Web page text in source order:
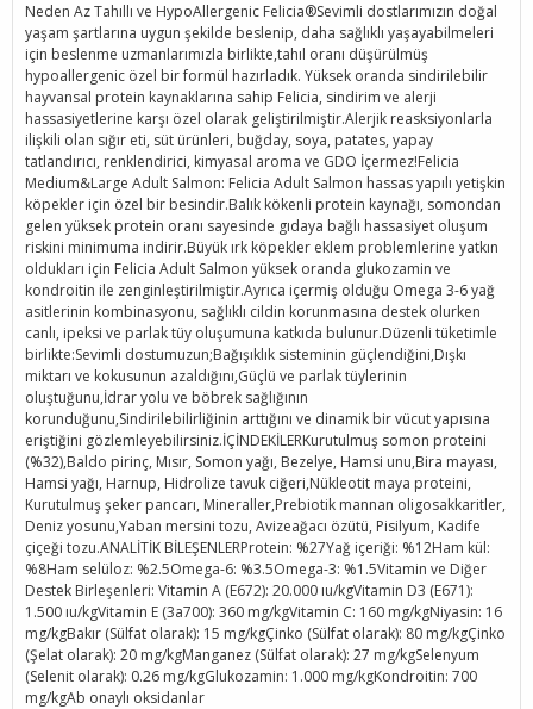
Neden Az Tahıllı ve HypoAllergenic Felicia®Sevimli dostlarımızın doğal
yaşam şartlarına uygun şekilde beslenip, daha sağlıklı yaşayabilmeleri
için beslenme uzmanlarımızla birlikte,tahıl oranı düşürülmüş
hypoallergenic özel bir formül hazırladık. Yüksek oranda sindirilebilir
hayvansal protein kaynaklarına sahip Felicia, sindirim ve alerji
hassasiyetlerine karşı özel olarak geliştirilmiştir.Alerjik reasksiyonlarla
ilişkili olan sığır eti, süt ürünleri, buğday, soya, patates, yapay
tatlandırıcı, renklendirici, kimyasal aroma ve GDO İçermez!Felicia
Medium&Large Adult Salmon: Felicia Adult Salmon hassas yapılı yetişkin
köpekler için özel bir besindir.Balık kökenli protein kaynağı, somondan
gelen yüksek protein oranı sayesinde gıdaya bağlı hassasiyet oluşum
riskini minimuma indirir.Büyük ırk köpekler eklem problemlerine yatkın
oldukları için Felicia Adult Salmon yüksek oranda glukozamin ve
kondroitin ile zenginleştirilmiştir.Ayrıca içermiş olduğu Omega 3-6 yağ
asitlerinin kombinasyonu, sağlıklı cildin korunmasına destek olurken
canlı, ipeksi ve parlak tüy oluşumuna katkıda bulunur.Düzenli tüketimle
birlikte:Sevimli dostumuzun;Bağışıklık sisteminin güçlendiğini,Dışkı
miktarı ve kokusunun azaldığını,Güçlü ve parlak tüylerinin
oluştuğunu,İdrar yolu ve böbrek sağlığının
korunduğunu,Sindirilebilirliğinin arttığını ve dinamik bir vücut yapısına
eriştiğini gözlemleyebilirsiniz.İÇİNDEKİLERKurutulmuş somon proteini
(%32),Baldo pirinç, Mısır, Somon yağı, Bezelye, Hamsi unu,Bira mayası,
Hamsi yağı, Harnup, Hidrolize tavuk ciğeri,Nükleotit maya proteini,
Kurutulmuş şeker pancarı, Mineraller,Prebiotik mannan oligosakkaritler,
Deniz yosunu,Yaban mersini tozu, Avizeağacı özütü, Pisilyum, Kadife
çiçeği tozu.ANALİTİK BİLEŞENLERProtein: %27Yağ içeriği: %12Ham kül:
%8Ham selüloz: %2.5Omega-6: %3.5Omega-3: %1.5Vitamin ve Diğer
Destek Birleşenleri: Vitamin A (E672): 20.000 ıu/kgVitamin D3 (E671):
1.500 ıu/kgVitamin E (3a700): 360 mg/kgVitamin C: 160 mg/kgNiyasin: 16
mg/kgBakır (Sülfat olarak): 15 mg/kgÇinko (Sülfat olarak): 80 mg/kgÇinko
(Şelat olarak): 20 mg/kgManganez (Sülfat olarak): 27 mg/kgSelenyum
(Selenit olarak): 0.26 mg/kgGlukozamin: 1.000 mg/kgKondroitin: 700
mg/kgAb onaylı oksidanlar